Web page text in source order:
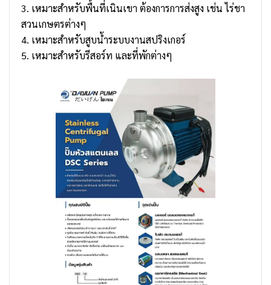
3. เหมาะสำหรับพื้นที่เนินเขา ต้องการการส่งสูง เช่น ไร่ชา
สวนเกษตรต่างๆ
4. เหมาะสำหรับสูบน้ำระบบงานสปริงเกอร์
5. เหมาะสำหรับรีสอร์ท และที่พักต่างๆ